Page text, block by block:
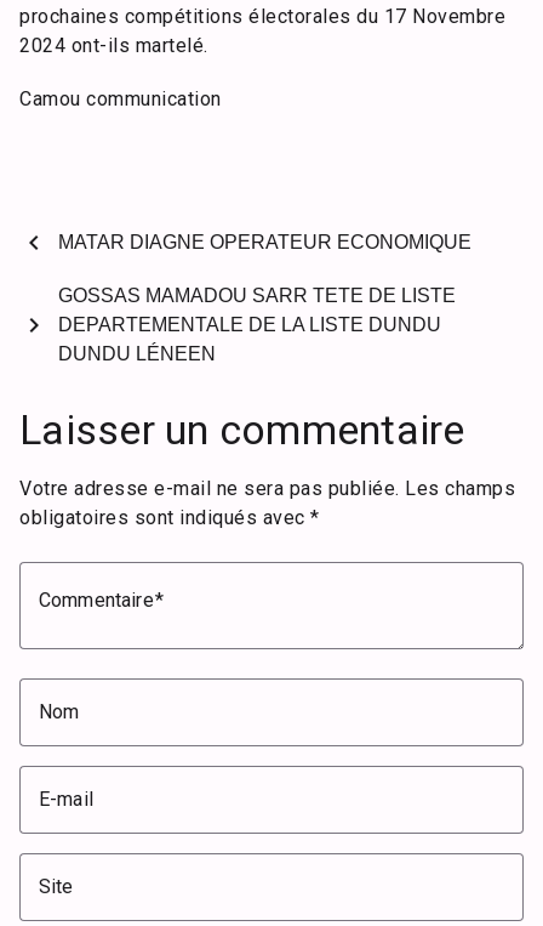
prochaines compétitions électorales du 17 Novembre
2024 ont-ils martelé.
Camou communication
chevron_left MATAR DIAGNE OPERATEUR ECONOMIQUE
GOSSAS MAMADOU SARR TETE DE LISTE
DEPARTEMENTALE DE LA LISTE DUNDU
DUNDU LÉNEEN
chevron_right
Laisser un commentaire
Votre adresse e-mail ne sera pas publiée. Les champs
obligatoires sont indiqués avec *
Commentaire
Nom
E-mail
Site